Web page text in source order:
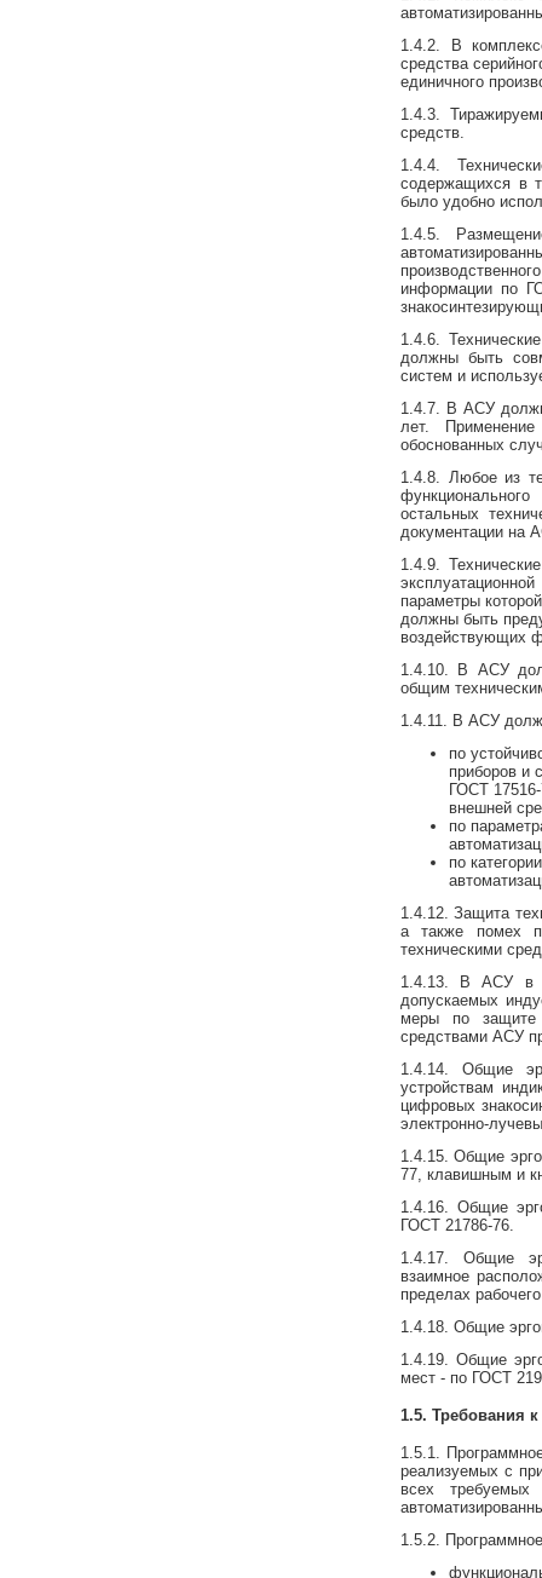
1.4.2. В
средства
единичного
1.4.3.
средств.
1.4.4.
содержащихся в
было удобно
1.4.5.
информации по
1.4.6.
должны быть
систем и
1.4.7. В АСУ
лет.
обоснованных
1.4.8. Любое из
остальных
документации на
1.4.9.
параметры
должны быть
воздействующих
1.4.10. В АСУ
общим
1.4.11. В АСУ
по
приборов и
ГОСТ
внешней
по
по
1.4.12. Защита
а также помех
техническими
1.4.13. В АСУ в
допускаемых
меры по защите
средствами АСУ
1.4.14. Общие
устройствам
цифровых
электронно-
1.4.15. Общие
77, клавишным и
1.4.16. Общие
ГОСТ 21786-76.
1.4.17. Общие
взаимное
пределах
1.4.18. Общие
1.4.19. Общие
мест - по ГОСТ
1.5. Требования
1.5.1.
реализуемых с
всех требуемых
1.5.2.